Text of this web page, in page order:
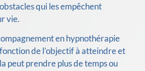
qui les empêchent
vie.
en hypnothérapie
de l’objectif à atteindre et
peut prendre plus de temps ou